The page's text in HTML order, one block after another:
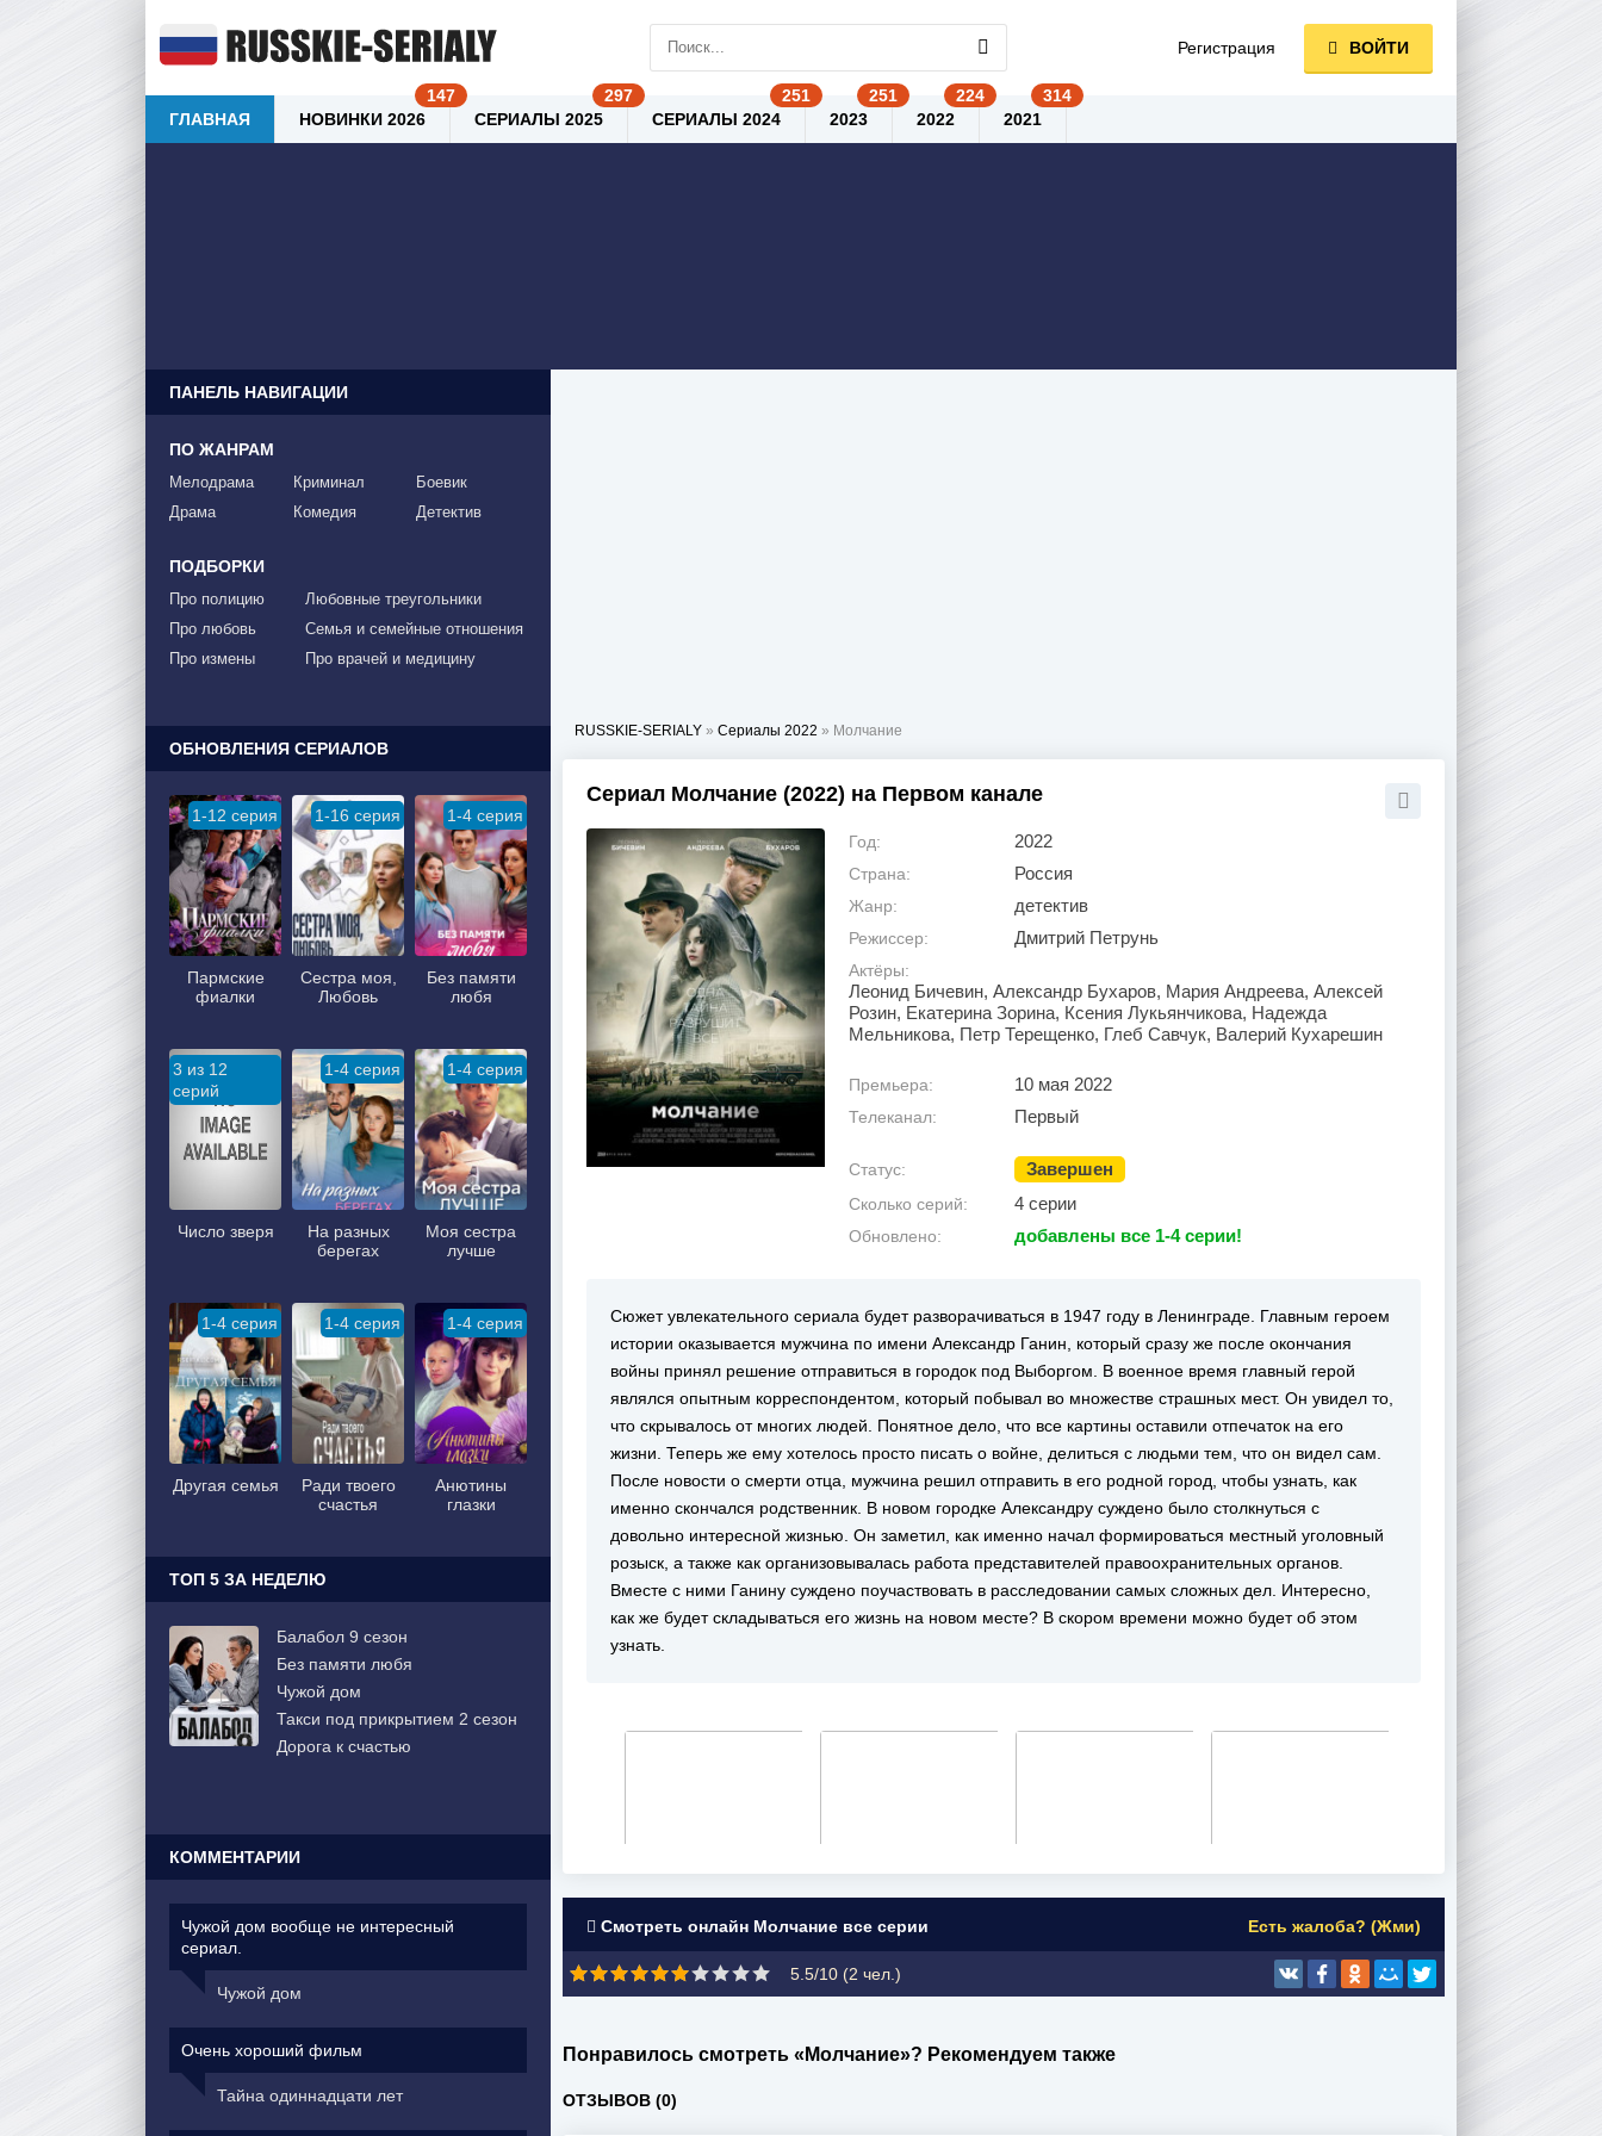
RUSSKIE-SERIALY » Сериалы 2022 » Молчание
Сериал Молчание (2022) на Первом канале
Год: 2022
Страна: Россия
Жанр: детектив
Режиссер: Дмитрий Петрунь
Актёры:
Леонид Бичевин, Александр Бухаров, Мария Андреева, Алексей
Розин, Екатерина Зорина, Ксения Лукьянчикова, Надежда
Мельникова, Петр Терещенко, Глеб Савчук, Валерий Кухарешин
Премьера: 10 мая 2022
Телеканал: Первый
Статус: Завершен
Сколько серий: 4 серии
Обновлено: добавлены все 1-4 серии!
Сюжет увлекательного сериала будет разворачиваться в 1947 году в Ленинграде. Главным героем
истории оказывается мужчина по имени Александр Ганин, который сразу же после окончания
войны принял решение отправиться в городок под Выборгом. В военное время главный герой
являлся опытным корреспондентом, который побывал во множестве страшных мест. Он увидел то,
что скрывалось от многих людей. Понятное дело, что все картины оставили отпечаток на его
жизни. Теперь же ему хотелось просто писать о войне, делиться с людьми тем, что он видел сам.
После новости о смерти отца, мужчина решил отправить в его родной город, чтобы узнать, как
именно скончался родственник. В новом городке Александру суждено было столкнуться с
довольно интересной жизнью. Он заметил, как именно начал формироваться местный уголовный
розыск, а также как организовывалась работа представителей правоохранительных органов.
Вместе с ними Ганину суждено поучаствовать в расследовании самых сложных дел. Интересно,
как же будет складываться его жизнь на новом месте? В скором времени можно будет об этом
узнать.
Смотреть онлайн Молчание все серии Есть жалоба? (Жми)
5.5/10 (2 чел.)
Понравилось смотреть «Молчание»? Рекомендуем также
ОТЗЫВОВ (0)
ПАНЕЛЬ НАВИГАЦИИ
ПО ЖАНРАМ
Мелодрама
Драма
Криминал
Комедия
Боевик
Детектив
ПОДБОРКИ
Про полицию
Про любовь
Про измены
Любовные треугольники
Семья и семейные отношения
Про врачей и медицину
ОБНОВЛЕНИЯ СЕРИАЛОВ
1-12 серия
Пармские
фиалки
1-16 серия
Сестра моя,
Любовь
1-4 серия
Без памяти
любя
3 из 12
серий
Число зверя
1-4 серия
На разных
берегах
1-4 серия
Моя сестра
лучше
1-4 серия
Другая семья
1-4 серия
Ради твоего
счастья
1-4 серия
Анютины
глазки
ТОП 5 ЗА НЕДЕЛЮ
Балабол 9 сезон
Без памяти любя
Чужой дом
Такси под прикрытием 2 сезон
Дорога к счастью
КОММЕНТАРИИ
Чужой дом вообще не интересный
сериал.
Чужой дом
Очень хороший фильм
Тайна одиннадцати лет
Регистрация ВОЙТИ
ГЛАВНАЯ НОВИНКИ 2026 СЕРИАЛЫ 2025 СЕРИАЛЫ 2024 2023 2022 2021